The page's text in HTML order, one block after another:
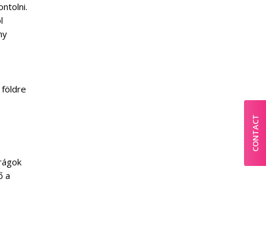
földre
a
CONTACT